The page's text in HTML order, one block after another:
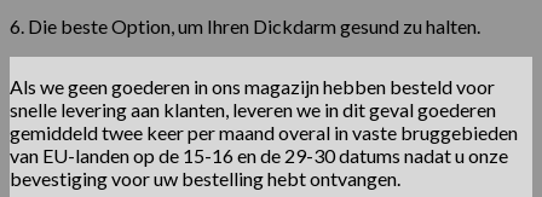
6. Die beste Option, um Ihren Dickdarm gesund zu halten.
Als we geen goederen in ons magazijn hebben besteld voor
snelle levering aan klanten, leveren we in dit geval goederen
gemiddeld twee keer per maand overal in vaste bruggebieden
van EU-landen op de 15-16 en de 29-30 datums nadat u onze
bevestiging voor uw bestelling hebt ontvangen.